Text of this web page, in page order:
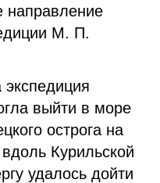
направление
М. П.
выйти в море
острога на
Курильской
удалось дойти